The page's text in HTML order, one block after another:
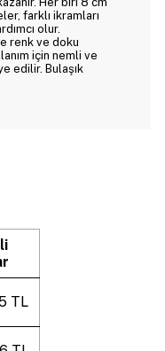
farklı ikramları
olur.
renk ve doku
için nemli ve
edilir. Bulaşık
TL